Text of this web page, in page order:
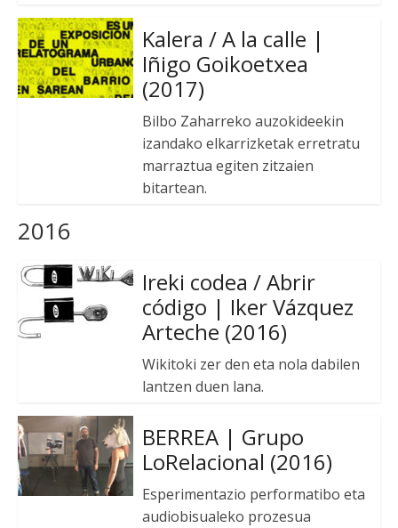
Kalera / A la calle |
Iñigo Goikoetxea
(2017)
Bilbo Zaharreko auzokideekin
izandako elkarrizketak erretratu
marraztua egiten zitzaien
bitartean.
2016
Ireki codea / Abrir
código | Iker Vázquez
Arteche (2016)
Wikitoki zer den eta nola dabilen
lantzen duen lana.
BERREA | Grupo
LoRelacional (2016)
Esperimentazio performatibo eta
audiobisualeko prozesua